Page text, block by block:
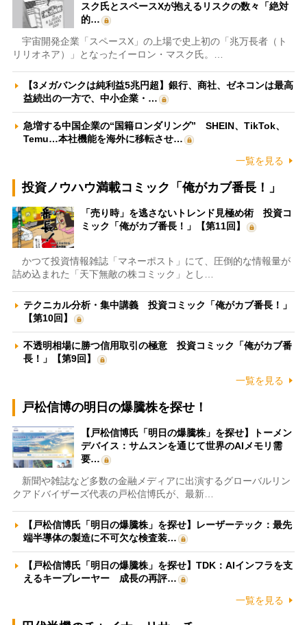
スク氏とスペースXが抱えるリスクの数々「絶対
的…
宇宙開発企業「スペースX」の上場で史上初の「兆万長者（ト
リリオネア）」となったイーロン・マスク氏。…
【3メガバンクは純利益5兆円超】銀行、商社、ゼネコンは最高
益続出の一方で、中小企業・…
急増する中国企業の“国籍ロンダリング” SHEIN、TikTok、
Temu…本社機能を海外に移転させ…
一覧を見る
投資ノウハウ満載コミック「俺がカブ番長！」
「売り時」を逃さないトレンド見極め術 投資コ
ミック「俺がカブ番長！」【第11回】
かつて投資情報雑誌「マネーポスト」にて、圧倒的な情報量が
詰め込まれた「天下無敵の株コミック」とし…
テクニカル分析・集中講義 投資コミック「俺がカブ番長！」
【第10回】
不透明相場に勝つ信用取引の極意 投資コミック「俺がカブ番
長！」【第9回】
一覧を見る
戸松信博の明日の爆騰株を探せ！
【戸松信博氏「明日の爆騰株」を探せ】トーメン
デバイス：サムスンを通じて世界のAIメモリ需
要…
新聞や雑誌など多数の金融メディアに出演するグローバルリン
クアドバイザーズ代表の戸松信博氏が、最新…
【戸松信博氏「明日の爆騰株」を探せ】レーザーテック：最先
端半導体の製造に不可欠な検査装…
【戸松信博氏「明日の爆騰株」を探せ】TDK：AIインフラを支
えるキープレーヤー 成長の再評…
一覧を見る